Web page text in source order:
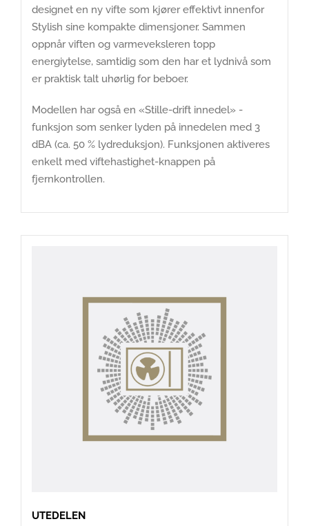
designet en ny vifte som kjører effektivt innenfor
Stylish sine kompakte dimensjoner. Sammen
oppnår viften og varmeveksleren topp
energiytelse, samtidig som den har et lydnivå som
er praktisk talt uhørlig for beboer.
Modellen har også en «Stille-drift innedel» -
funksjon som senker lyden på innedelen med 3
dBA (ca. 50 % lydreduksjon). Funksjonen aktiveres
enkelt med viftehastighet-knappen på
fjernkontrollen.
UTEDELEN